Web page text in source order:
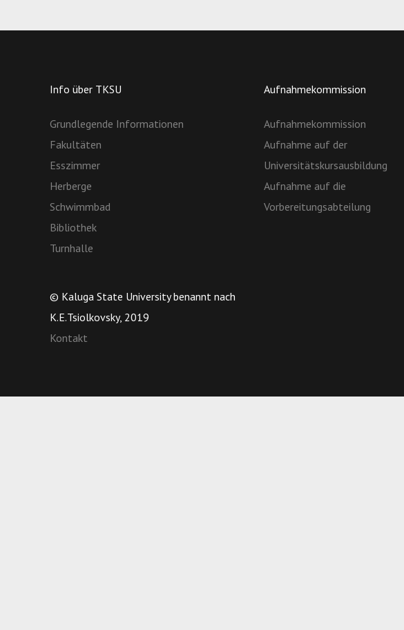
Info über TKSU
Grundlegende Informationen
Fakultäten
Esszimmer
Herberge
Schwimmbad
Bibliothek
Turnhalle
Aufnahmekommission
Aufnahmekommission
Aufnahme auf der
Universitätskursausbildung
Aufnahme auf die
Vorbereitungsabteilung
© Kaluga State University benannt nach
K.E.Tsiolkovsky, 2019
Kontakt